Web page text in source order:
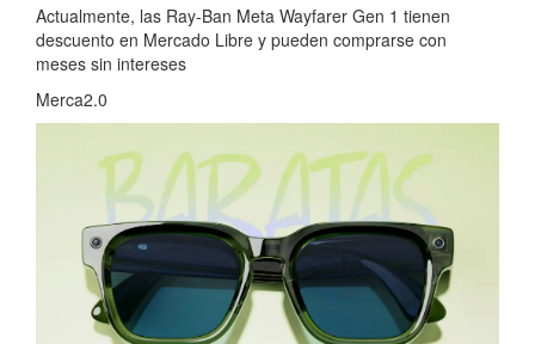
Actualmente, las Ray-Ban Meta Wayfarer Gen 1 tienen
descuento en Mercado Libre y pueden comprarse con
meses sin intereses
Merca2.0